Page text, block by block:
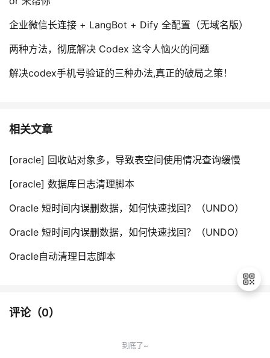
企业微信长连接 + LangBot + Dify 全配置（无域名版）
两种方法，彻底解决 Codex 这令人恼火的问题
解决codex手机号验证的三种办法,真正的破局之策！
相关文章
[oracle] 回收站对象多，导致表空间使用情况查询缓慢
[oracle] 数据库日志清理脚本
Oracle 短时间内误删数据，如何快速找回？（UNDO）
Oracle 短时间内误删数据，如何快速找回？（UNDO）
Oracle自动清理日志脚本
评论（0）
到底了~